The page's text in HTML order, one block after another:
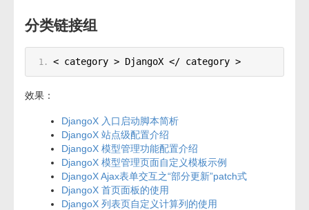
分类链接组
< category > DjangoX </ category >
效果：
DjangoX 入口启动脚本简析
DjangoX 站点级配置介绍
DjangoX 模型管理功能配置介绍
DjangoX 模型管理页面自定义模板示例
DjangoX Ajax表单交互之“部分更新”patch式
DjangoX 首页面板的使用
DjangoX 列表页自定义计算列的使用